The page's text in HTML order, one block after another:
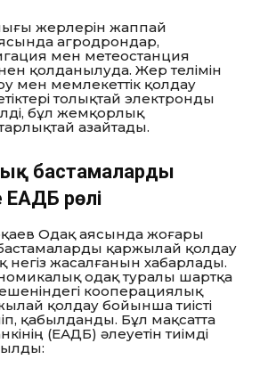
жерлерін жаппай
агродрондар,
мен метеостанция
қолданылуда. Жер телімін
мен мемлекеттік қолдау
толықтай электронды
бұл жемқорлық
азайтады.
бастамаларды
рөлі
Одақ аясында жоғары
қаржылай қолдау
негіз жасалғанын хабарлады.
одақ туралы шартқа
кооперациялық
қолдау бойынша тиісті
қабылданды. Бұл мақсатта
(ЕАДБ) әлеуетін тиімді